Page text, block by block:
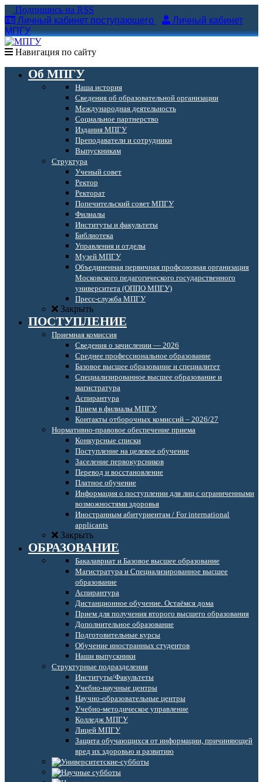
Подпишись на RSS
Личный кабинет поступающего
Личный кабинет
МПГУ
Навигация по сайту
Об МПГУ
Наша история
Сведения об образовательной организации
Международная деятельность
Социальное партнерство
Издания МПГУ
Преподаватели и сотрудники
Выпускникам
Структура
Ученый совет
Ректор
Ректорат
Попечительский совет МПГУ
Филиалы
Институты и факультеты
Библиотека
Управления и отделы
Музей МПГУ
Объединенная первичная профсоюзная организация
Московского педагогического государственного
университета (ОППО МПГУ)
Пресс-служба МПГУ
Закрыть
ПОСТУПЛЕНИЕ
Приемная комиссия
Сведения о зачислении — 2026
Среднее профессиональное образование
Базовое высшее образование и специалитет
Специализированное высшее образование и
магистратура
Аспирантура
Прием в филиалы МПГУ
Контакты отборочных комиссий – 2026/27
Нормативно-правовое обеспечение приема
Конкурсные списки
Поступление на целевое обучение
Заселение первокурсников
Перевод и восстановление
Платное обучение
Информация о поступлении для лиц с ограниченными
возможностями здоровья
Иностранным абитуриентам / For international
applicants
Закрыть
ОБРАЗОВАНИЕ
Бакалавриат и Базовое высшее образование
Магистратура и Специализированное высшее
образование
Аспирантура
Дистанционное обучение. Остаёмся дома
Прием для получения второго высшего образования
Дополнительное образование
Подготовительные курсы
Обучение иностранных студентов
Наши выпускники
Структурные подразделения
Институты/Факультеты
Учебно-научные центры
Научно-образовательные центры
Учебно-методическое управление
Колледж МПГУ
Лицей МПГУ
Защита обучающихся от информации, причиняющей
вред их здоровью и развитию